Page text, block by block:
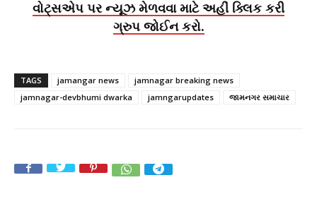
વોટ્સએપ પર ન્યૂઝ મેળવવા માટે અહીં ક્લિક કરી
ગ્રુપ જોઈન કરો.
TAGS jamangar news
jamnagar breaking news
jamnagar-devbhumi dwarka
jamngarupdates જામનગર સમાચાર